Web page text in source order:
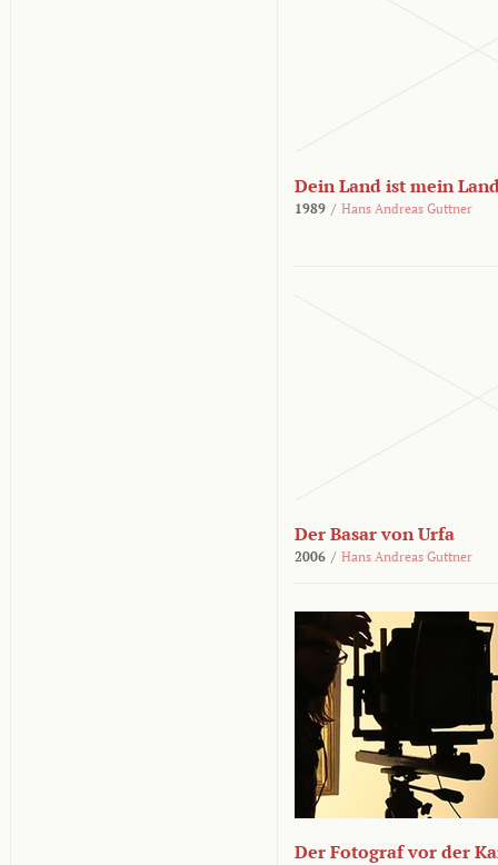
Dein Land ist mein
1989 / Hans Andreas Guttner
Der Basar von Urfa
2006 / Hans Andreas Guttner
Der Fotograf vor der